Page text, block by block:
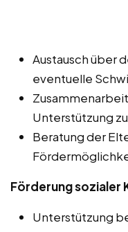
Austausch über
eventuelle
Unterstützung
Beratung der
Förderung sozialer
Unterstützung